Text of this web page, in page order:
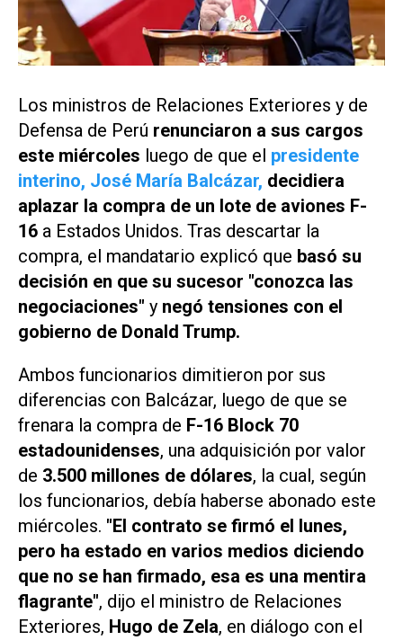
Los ministros de Relaciones Exteriores y de
Defensa de Perú renunciaron a sus cargos
este miércoles luego de que el presidente
interino, José María Balcázar, decidiera
aplazar la compra de un lote de aviones F-
16 a Estados Unidos. Tras descartar la
compra, el mandatario explicó que basó su
decisión en que su sucesor "conozca las
negociaciones" y negó tensiones con el
gobierno de Donald Trump.
Ambos funcionarios dimitieron por sus
diferencias con Balcázar, luego de que se
frenara la compra de F-16 Block 70
estadounidenses, una adquisición por valor
de 3.500 millones de dólares, la cual, según
los funcionarios, debía haberse abonado este
miércoles. "El contrato se firmó el lunes,
pero ha estado en varios medios diciendo
que no se han firmado, esa es una mentira
flagrante", dijo el ministro de Relaciones
Exteriores, Hugo de Zela, en diálogo con el